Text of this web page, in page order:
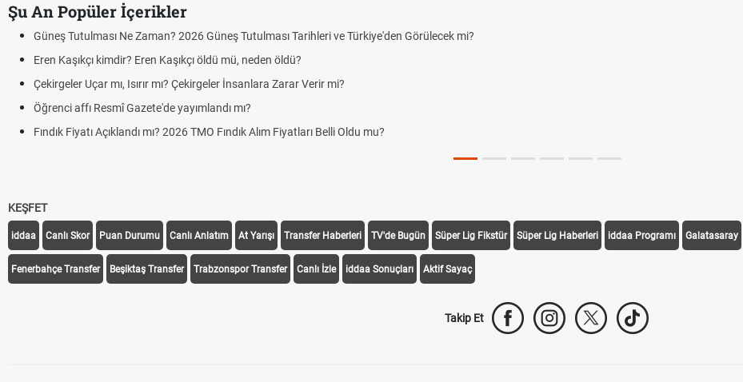
Şu An Popüler İçerikler
Görülecek mi?
KEŞFET
iddaa Canlı Skor Puan Durumu Canlı Anlatım At Yarışı Transfer Haberleri TV'de Bugün Süper Lig Fikstür Süper Lig Haberleri iddaa Programı Galatasaray
Fenerbahçe Transfer Beşiktaş Transfer Trabzonspor Transfer Canlı İzle iddaa Sonuçları Aktif Sayaç
Takip Et